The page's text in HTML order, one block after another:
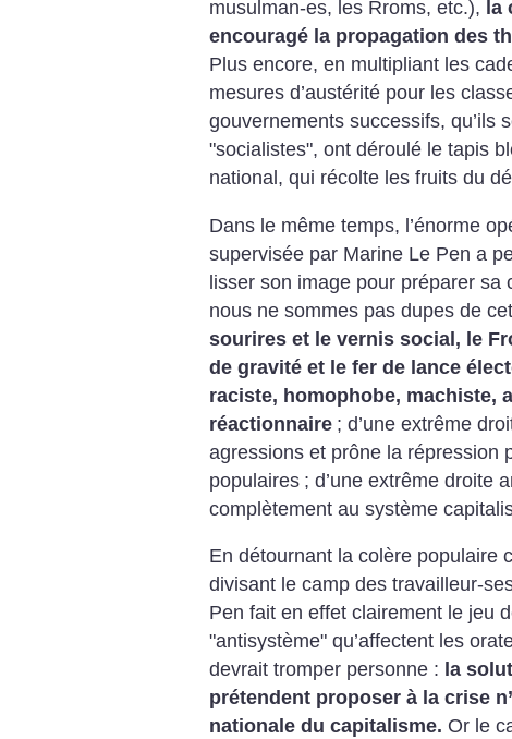
musulman-es, les Rroms, etc.), la
encouragé la propagation des
Plus encore, en multipliant les
mesures d’austérité pour les
gouvernements successifs, qu’ils
"socialistes", ont déroulé le tapis
national, qui récolte les fruits du
Dans le même temps, l’énorme
supervisée par Marine Le Pen a
lisser son image pour préparer sa
nous ne sommes pas dupes de
sourires et le vernis social, le
de gravité et le fer de lance
raciste, homophobe, machiste,
réactionnaire ; d’une extrême
agressions et prône la répression
populaires ; d’une extrême droite
complètement au système
En détournant la colère populaire
divisant le camp des travailleur-
Pen fait en effet clairement le jeu
"antisystème" qu’affectent les
devrait tromper personne : la
prétendent proposer à la crise
nationale du capitalisme. Or le